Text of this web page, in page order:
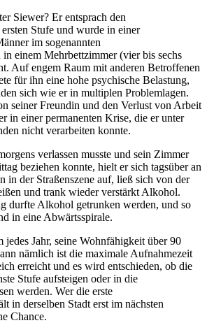
Siewer? Er entsprach den
Stufe und wurde in einer
im sogenannten
einem Mehrbettzimmer (vier bis sechs
Auf engem Raum mit anderen Betroffenen
für ihn eine hohe psychische Belastung,
sich wie er in multiplen Problemlagen.
seiner Freundin und den Verlust von Arbeit
in einer permanenten Krise, die er unter
nicht verarbeiten konnte.
verlassen musste und sein Zimmer
beziehen konnte, hielt er sich tagsüber an
in der Straßenszene auf, ließ sich von der
und trank wieder verstärkt Alkohol.
durfte Alkohol getrunken werden, und so
in eine Abwärtsspirale.
jedes Jahr, seine Wohnfähigkeit über 90
nämlich ist die maximale Aufnahmezeit
erreicht und es wird entschieden, ob die
Stufe aufsteigen oder in die
werden. Wer die erste
in derselben Stadt erst im nächsten
Chance.